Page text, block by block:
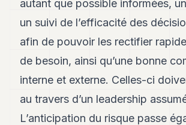
autant que possible informées,
un suivi de l’efficacité des
afin de pouvoir les rectifier
de besoin, ainsi qu’une bonne
interne et externe. Celles-ci
au travers d’un leadership
L’anticipation du risque passe